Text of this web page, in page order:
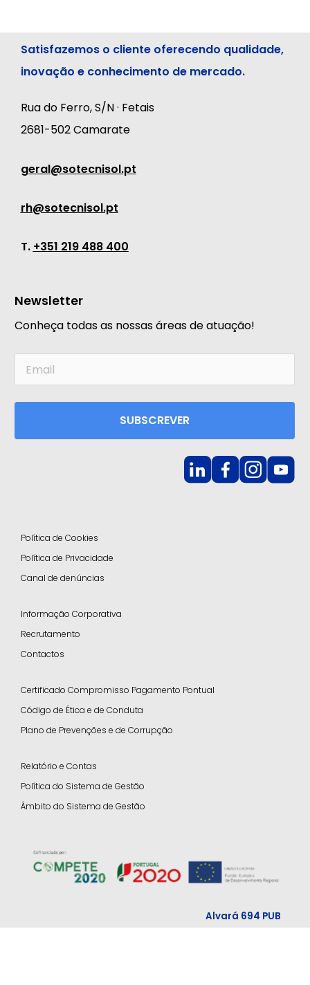
Satisfazemos o cliente oferecendo qualidade,
inovação e conhecimento de mercado.
Rua do Ferro, S/N · Fetais
2681-502 Camarate
geral@sotecnisol.pt
rh@sotecnisol.pt
T. +351 219 488 400
Newsletter
Conheça todas as nossas áreas de atuação!
SUBSCREVER
Política de Cookies
Política de Privacidade
Canal de denúncias
Informação Corporativa
Recrutamento
Contactos
Certificado Compromisso Pagamento Pontual
Código de Ética e de Conduta
Plano de Prevenções e de Corrupção
Relatório e Contas
Política do Sistema de Gestão
Âmbito do Sistema de Gestão
Alvará 694 PUB